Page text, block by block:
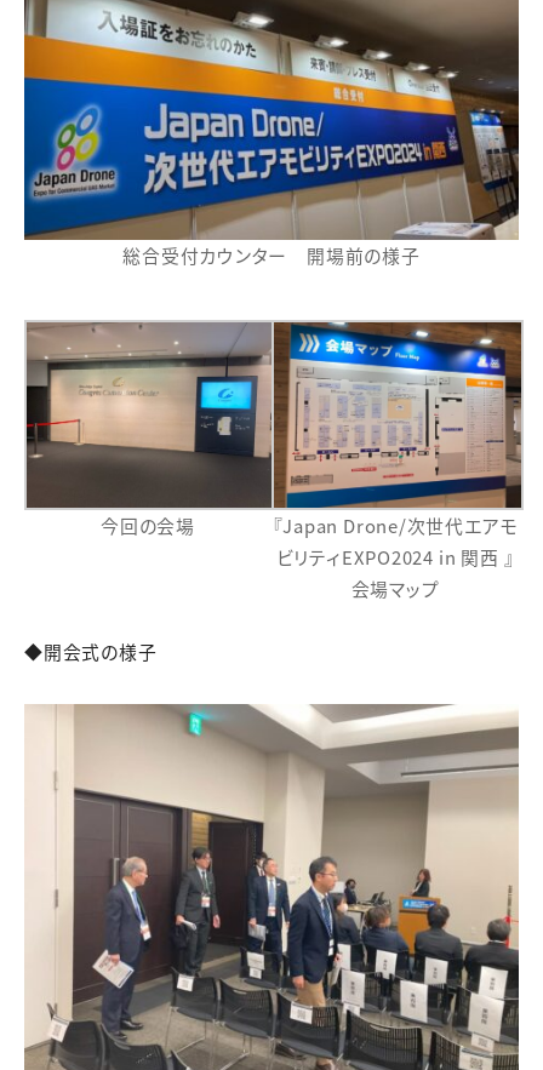
総合受付カウンター 開場前の様子
今回の会場
『Japan Drone/次世代エアモ
ビリティEXPO2024 in 関西 』
会場マップ
◆開会式の様子